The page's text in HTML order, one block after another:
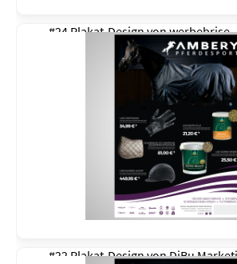
#24 Plakat-Design vonwerbebrise
#22 Plakat-Design vonDiBu